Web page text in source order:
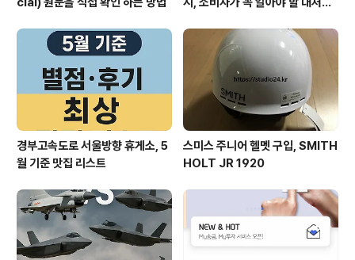
경부고속도로 서울방향 휴게소, 5
월 기준 맛집 리스트
스미스 주니어 헬멧 구입, SMITH
HOLT JR 1920